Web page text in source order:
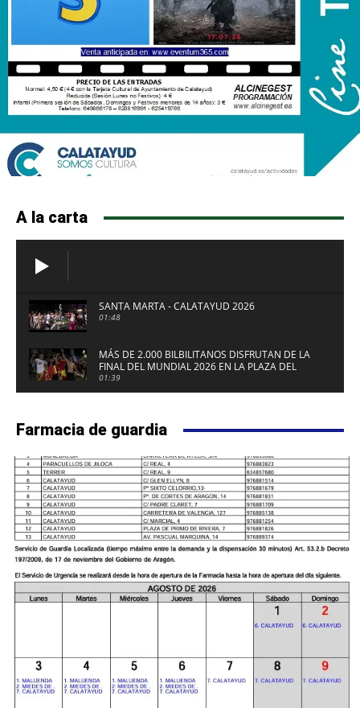
A la carta
SANTA MARTA - CALATAYUD 2026
01:48
MÁS DE 2.000 BILBILITANOS DISFRUTAN DE LA
FINAL DEL MUNDIAL 2026 EN LA PLAZA DEL
FUERTE DE CALATAYUD
01:39
Farmacia de guardia